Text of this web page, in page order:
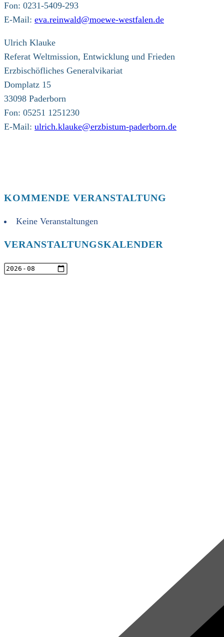
Fon: 0231-5409-293
E-Mail: eva.reinwald@moewe-westfalen.de
Ulrich Klauke
Referat Weltmission, Entwicklung und Frieden
Erzbischöfliches Generalvikariat
Domplatz 15
33098 Paderborn
Fon: 05251 1251230
E-Mail: ulrich.klauke@erzbistum-paderborn.de
KOMMENDE VERANSTALTUNG
Keine Veranstaltungen
VERANSTALTUNGSKALENDER